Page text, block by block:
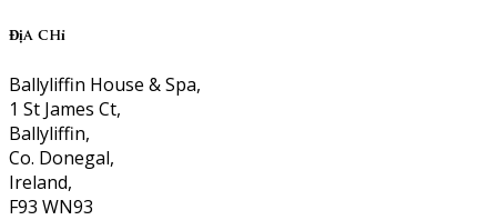
Địa chỉ
Ballyliffin House & Spa,
1 St James Ct,
Ballyliffin,
Co. Donegal,
Ireland,
F93 WN93